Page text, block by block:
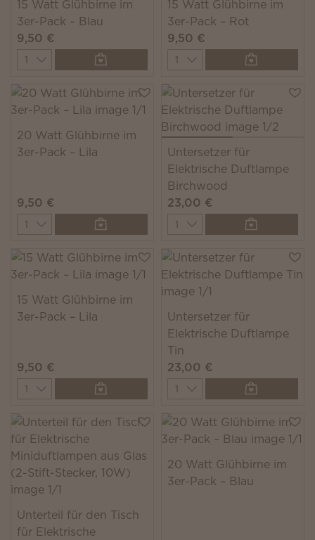
15 Watt Glühbirne im
3er-Pack – Blau
9,50 €
Quantity
15 Watt Glühbirne im
3er-Pack – Rot
9,50 €
Quantity
20 Watt Glühbirne im
3er-Pack – Lila
9,50 €
Quantity
Untersetzer für
Elektrische Duftlampe
Birchwood
23,00 €
Quantity
15 Watt Glühbirne im
3er-Pack – Lila
9,50 €
Quantity
Untersetzer für
Elektrische Duftlampe
Tin
23,00 €
Quantity
Unterteil für den Tisch
für Elektrische
20 Watt Glühbirne im
3er-Pack – Blau